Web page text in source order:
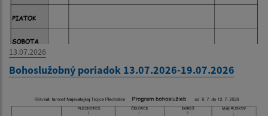
13.07.2026
Bohoslužobný poriadok 13.07.2026-19.07.2026